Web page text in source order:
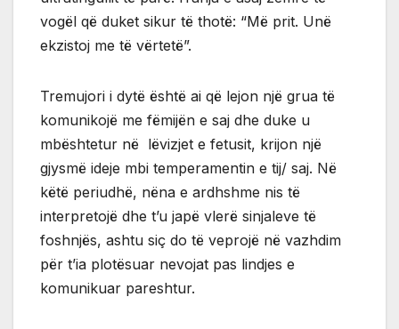
vogël që duket sikur të thotë: “Më prit. Unë
ekzistoj me të vërtetë”.
Tremujori i dytë është ai që lejon një grua të
komunikojë me fëmijën e saj dhe duke u
mbështetur në lëvizjet e fetusit, krijon një
gjysmë ideje mbi temperamentin e tij/ saj. Në
këtë periudhë, nëna e ardhshme nis të
interpretojë dhe t’u japë vlerë sinjaleve të
foshnjës, ashtu siç do të veprojë në vazhdim
për t’ia plotësuar nevojat pas lindjes e
komunikuar pareshtur.